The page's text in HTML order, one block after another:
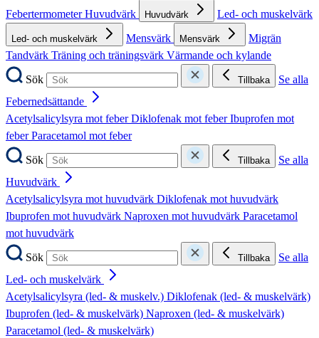
FebertermometerHuvudvärk Huvudvärk Led- och muskelvärk
Led- och muskelvärk Mensvärk Mensvärk
Migrän
Tandvärk Träning och träningsvärk Värmande och kylande
Sök
Tillbaka
Se alla
Febernedsättande
Acetylsalicylsyra mot feberDiklofenak mot feberIbuprofen mot
feberParacetamol mot feber
Sök
Tillbaka
Se alla
Huvudvärk
Acetylsalicylsyra mot huvudvärk Diklofenak mot huvudvärk
Ibuprofen mot huvudvärk Naproxen mot huvudvärk Paracetamol
mot huvudvärk
Sök
Tillbaka
Se alla
Led- och muskelvärk
Acetylsalicylsyra (led- & muskelv.) Diklofenak (led- & muskelvärk)
Ibuprofen (led- & muskelvärk) Naproxen (led- & muskelvärk)
Paracetamol (led- & muskelvärk)